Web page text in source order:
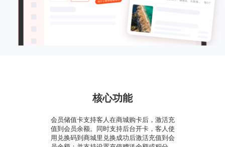
核心功能
会员储值卡支持客人在商城购卡后，激活充
值到会员余额。同时支持后台开卡，客人使
用兑换码到商城里兑换成功后激活充值到会